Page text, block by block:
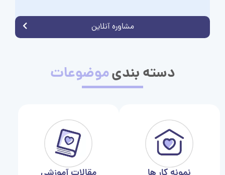
مشاوره آنلاین
دسته بندیموضوعات
نمونه کار ها مقالات آموزشی